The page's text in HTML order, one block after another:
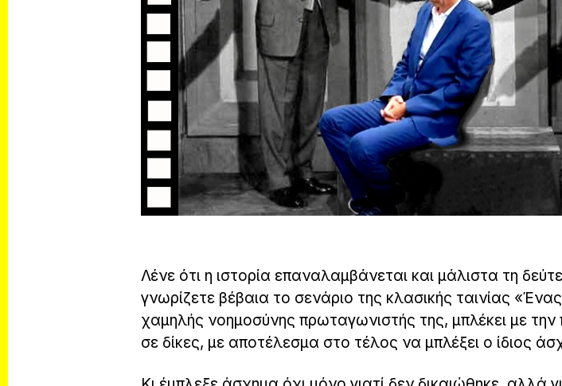
Λένε ότι η ιστορία επαναλαμβάνεται και μάλιστα τη
γνωρίζετε βέβαια το σενάριο της κλασικής ταινίας
χαμηλής νοημοσύνης πρωταγωνιστής της, μπλέκει με
σε δίκες, με αποτέλεσμα στο τέλος να μπλέξει ο ίδιος